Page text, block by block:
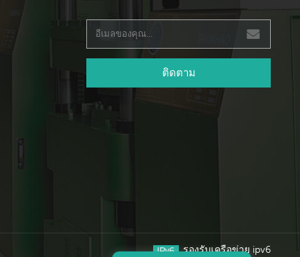
ติดตาม
รองรับเครือข่าย ipv6